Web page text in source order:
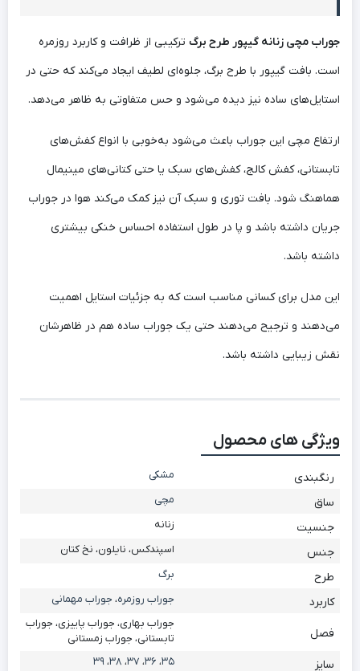
جوراب مچی زنانه گیپور طرح برگ ترکیبی از ظرافت و کاربرد روزمره
است. بافت گیپور با طرح برگ، جلوه‌ای لطیف ایجاد می‌کند که حتی در
استایل‌های ساده نیز دیده می‌شود و حس متفاوتی به ظاهر می‌دهد.
ارتفاع مچی این جوراب باعث می‌شود به‌خوبی با انواع کفش‌های
تابستانی، کفش کالج، کفش‌های سبک یا حتی کتانی‌های مینیمال
هماهنگ شود. بافت توری و سبک آن نیز کمک می‌کند هوا در جوراب
جریان داشته باشد و پا در طول استفاده احساس خنکی بیشتری
داشته باشد.
این مدل برای کسانی مناسب است که به جزئیات استایل اهمیت
می‌دهند و ترجیح می‌دهند حتی یک جوراب ساده هم در ظاهرشان
نقش زیبایی داشته باشد.
ویژگی های محصول
رنگبندی مشکی
ساق مچی
جنسیت زنانه
جنس اسپندکس، نایلون، نخ کتان
طرح برگ
کاربرد جوراب روزمره، جوراب مهمانی
فصل
جوراب بهاری، جوراب پاییزی، جوراب
تابستانی، جوراب زمستانی
سایز 35، 36، 37، 38،39